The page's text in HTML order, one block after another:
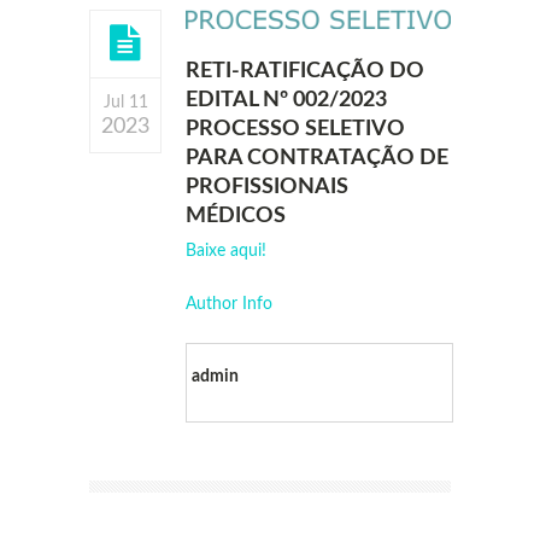
Jul 11
2023
RETI-RATIFICAÇÃO DO
EDITAL Nº 002/2023
PROCESSO SELETIVO
PARA CONTRATAÇÃO DE
PROFISSIONAIS
MÉDICOS
Baixe aqui!
Author Info
admin